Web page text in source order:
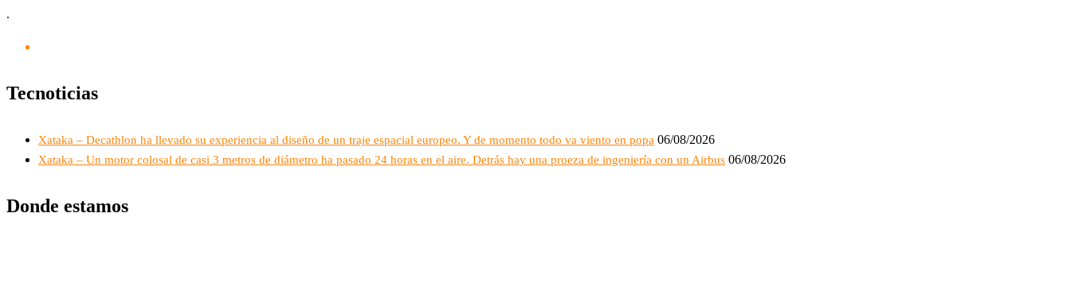
.
Tecnoticias
Xataka – Decathlon ha llevado su experiencia al diseño de un traje espacial europeo. Y de momento todo va viento en popa 06/08/2026
Xataka – Un motor colosal de casi 3 metros de diámetro ha pasado 24 horas en el aire. Detrás hay una proeza de ingeniería con un Airbus 06/08/2026
Donde estamos